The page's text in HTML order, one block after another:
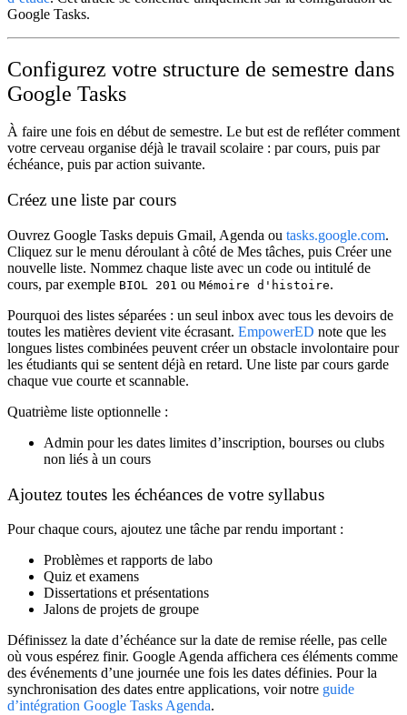
Google Tasks.
Configurez votre structure de semestre dans
Google Tasks
À faire une fois en début de semestre. Le but est de refléter comment
votre cerveau organise déjà le travail scolaire : par cours, puis par
échéance, puis par action suivante.
Créez une liste par cours
Ouvrez Google Tasks depuis Gmail, Agenda ou tasks.google.com.
Cliquez sur le menu déroulant à côté de Mes tâches, puis Créer une
nouvelle liste. Nommez chaque liste avec un code ou intitulé de
cours, par exemple BIOL 201 ou Mémoire d'histoire.
Pourquoi des listes séparées : un seul inbox avec tous les devoirs de
toutes les matières devient vite écrasant. EmpowerED note que les
longues listes combinées peuvent créer un obstacle involontaire pour
les étudiants qui se sentent déjà en retard. Une liste par cours garde
chaque vue courte et scannable.
Quatrième liste optionnelle :
Admin pour les dates limites d’inscription, bourses ou clubs
non liés à un cours
Ajoutez toutes les échéances de votre syllabus
Pour chaque cours, ajoutez une tâche par rendu important :
Problèmes et rapports de labo
Quiz et examens
Dissertations et présentations
Jalons de projets de groupe
Définissez la date d’échéance sur la date de remise réelle, pas celle
où vous espérez finir. Google Agenda affichera ces éléments comme
des événements d’une journée une fois les dates définies. Pour la
synchronisation des dates entre applications, voir notre guide
d’intégration Google Tasks Agenda.